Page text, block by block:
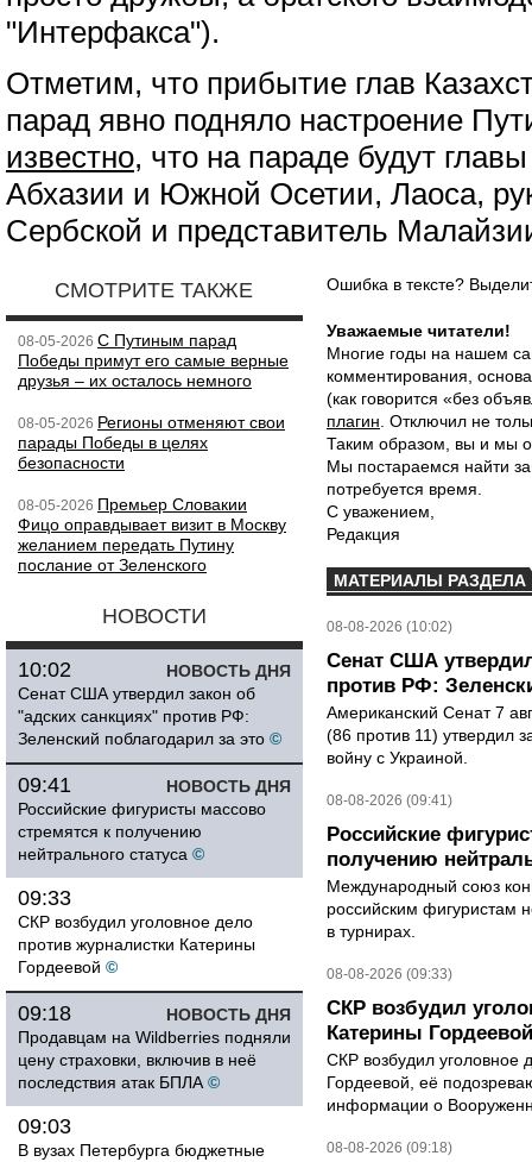
"Интерфакса").
Отметим, что прибытие глав
парад явно подняло настроение
известно, что на параде будут
Абхазии и Южной Осетии, Лаоса,
Сербской и представитель
СМОТРИТЕ ТАКЖЕ
08-05-2026 С Путиным парад
Победы примут его самые верные
друзья – их осталось немного
08-05-2026 Регионы отменяют свои
парады Победы в целях
безопасности
08-05-2026 Премьер Словакии
Фицо оправдывает визит в Москву
желанием передать Путину
послание от Зеленского
НОВОСТИ
НОВОСТЬ ДНЯ
10:02
Сенат США утвердил закон об
"адских санкциях" против РФ:
Зеленский поблагодарил за это ©
НОВОСТЬ ДНЯ
09:41
Российские фигуристы массово
стремятся к получению
нейтрального статуса ©
09:33
СКР возбудил уголовное дело
против журналистки Катерины
Гордеевой ©
НОВОСТЬ ДНЯ
09:18
Продавцам на Wildberries подняли
цену страховки, включив в неё
последствия атак БПЛА ©
09:03
В вузах Петербурга бюджетные
Ошибка в тексте?
Уважаемые читатели!
Многие годы на нашем
комментирования,
(как говорится «без
плагин . Отключил не
Таким образом, вы и мы
Мы постараемся найти
потребуется время.
С уважением,
Редакция
МАТЕРИАЛЫ РАЗДЕЛА
08-08-2026 (10:02)
Сенат США
против РФ:
Американский Сенат 7
(86 против 11) утвердил
войну с Украиной.
08-08-2026 (09:41)
Российские
получению
Международный союз
российским фигуристам
в турнирах.
08-08-2026 (09:33)
СКР возбудил
Катерины Гордеевой
СКР возбудил уголовное
Гордеевой, её
информации о
08-08-2026 (09:18)